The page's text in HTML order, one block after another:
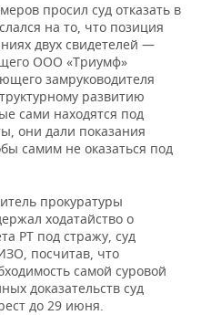
просил суд отказать в
на то, что позиция
двух свидетелей —
ООО «Триумф»
замруководителя
развитию
сами находятся под
они дали показания
самим не оказаться под
прокуратуры
ходатайство о
РТ под стражу, суд
посчитав, что
самой суровой
доказательств суд
до 29 июня.